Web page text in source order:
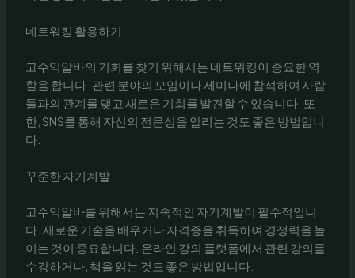
네트워킹 활용하기
고수익알바의 기회를 찾기 위해서는 네트워킹이 중요한 역
할을 합니다. 관련 분야의 모임이나 세미나에 참석하여 사람
들과의 관계를 맺고 새로운 기회를 발견할 수 있습니다. 또
한, SNS를 통해 자신의 전문성을 알리는 것도 좋은 방법입니
다.
꾸준한 자기계발
고수익알바를 위해서는 지속적인 자기계발이 필수적입니
다. 새로운 기술을 배우거나 자격증을 취득하여 경쟁력을 높
이는 것이 중요합니다. 온라인 강의 플랫폼에서 관련 강의를
수강하거나, 책을 읽는 것도 좋은 방법입니다.